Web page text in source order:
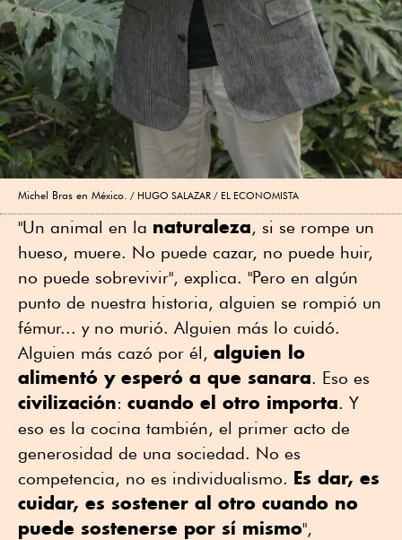
Michel Bras en México. HUGO SALAZAR / EL ECONOMISTA
"Un animal en la naturaleza, si se rompe un
hueso, muere. No puede cazar, no puede huir,
no puede sobrevivir", explica. "Pero en algún
punto de nuestra historia, alguien se rompió un
fémur... y no murió. Alguien más lo cuidó.
Alguien más cazó por él, alguien lo
alimentó y esperó a que sanara. Eso es
civilización: cuando el otro importa. Y
eso es la cocina también, el primer acto de
generosidad de una sociedad. No es
competencia, no es individualismo. Es dar, es
cuidar, es sostener al otro cuando no
puede sostenerse por sí mismo",